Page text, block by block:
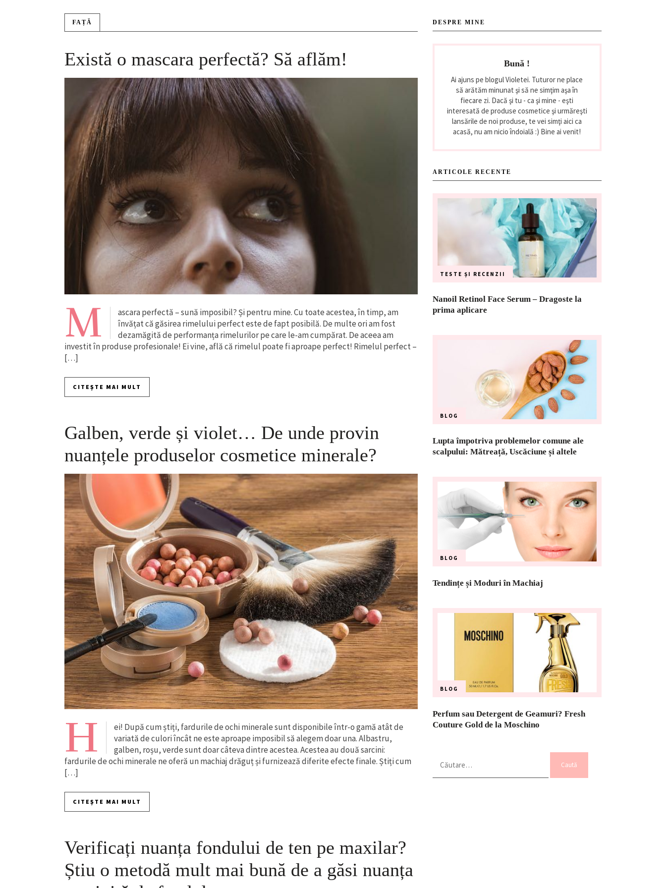
FAȚĂ
Există o mascara perfectă? Să aflăm!
M
ascara perfectă – sună imposibil? Și pentru mine. Cu toate acestea, în timp, am
învățat că găsirea rimelului perfect este de fapt posibilă. De multe ori am fost
dezamăgită de performanța rimelurilor pe care le-am cumpărat. De aceea am
investit în produse profesionale! Ei vine, află că rimelul poate fi aproape perfect! Rimelul perfect –
[…]
CITEȘTE MAI MULT
Galben, verde și violet… De unde provin
nuanțele produselor cosmetice minerale?
H
ei! După cum știți, fardurile de ochi minerale sunt disponibile într-o gamă atât de
variată de culori încât ne este aproape imposibil să alegem doar una. Albastru,
galben, roșu, verde sunt doar câteva dintre acestea. Acestea au două sarcini:
fardurile de ochi minerale ne oferă un machiaj drăguț și furnizează diferite efecte finale. Știți cum
[…]
CITEȘTE MAI MULT
Verificați nuanța fondului de ten pe maxilar?
Știu o metodă mult mai bună de a găsi nuanța
DESPRE MINE
Bună !
Ai ajuns pe blogul Violetei. Tuturor ne place
să arătăm minunat şi să ne simţim aşa în
fiecare zi. Dacă şi tu - ca şi mine - eşti
interesată de produse cosmetice şi urmăreşti
lansările de noi produse, te vei simţi aici ca
acasă, nu am nicio îndoială :) Bine ai venit!
ARTICOLE RECENTE
TESTE ȘI RECENZII
Nanoil Retinol Face Serum – Dragoste la
prima aplicare
BLOG
Lupta împotriva problemelor comune ale
scalpului: Mătreață, Uscăciune și altele
BLOG
Tendințe și Moduri în Machiaj
BLOG
Perfum sau Detergent de Geamuri? Fresh
Couture Gold de la Moschino
după: